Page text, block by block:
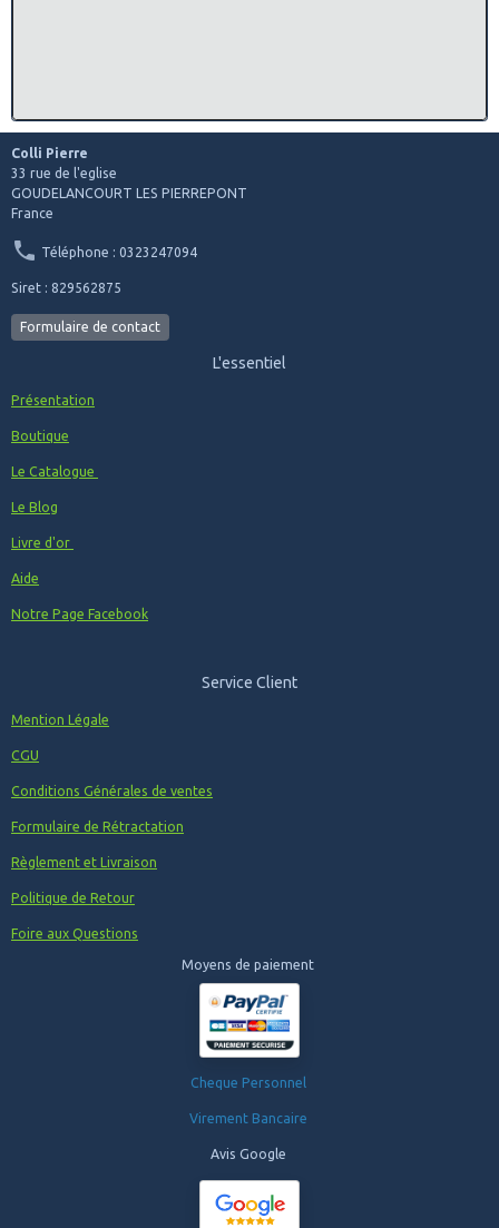
Colli Pierre
33 rue de l'eglise
GOUDELANCOURT LES PIERREPONT
France
Téléphone : 0323247094
Siret : 829562875
Formulaire de contact
L'essentiel
Présentation
Boutique
Le Catalogue
Le Blog
Livre d'or
Aide
Notre Page Facebook
Service Client
Mention Légale
CGU
Conditions Générales de ventes
Formulaire de Rétractation
Règlement et Livraison
Politique de Retour
Foire aux Questions
Moyens de paiement
Cheque Personnel
Virement Bancaire
Avis Google